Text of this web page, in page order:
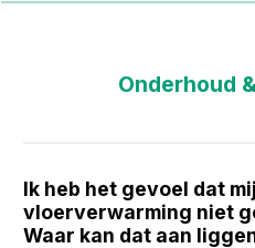
Onderhoud
Ik heb het gevoel dat
vloerverwarming niet
Waar kan dat aan